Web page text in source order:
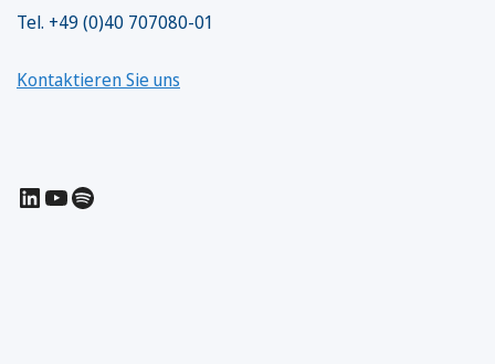
Tel. +49 (0)40 707080-01
Kontaktieren Sie uns
LinkedIn
YouTube
Spotify